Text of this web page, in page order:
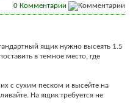
0 Комментарии
ящик нужно высеять 1.5
в темное место, где
с сухим песком и высейте на
На ящик требуется не